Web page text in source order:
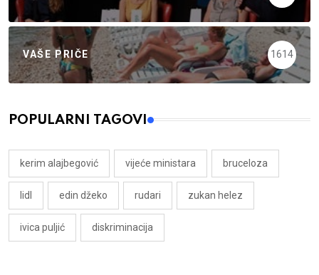
VAŠE PRIČE 1614
POPULARNI TAGOVI
kerim alajbegović vijeće ministara bruceloza
lidl edin džeko rudari zukan helez
ivica puljić diskriminacija